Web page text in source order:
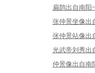
扁鹊出自南阳
张仲景坐像出
张仲景站像出
光武帝刘秀出
仲景像出自南